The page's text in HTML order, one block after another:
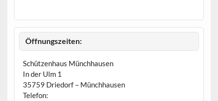
o
b
Öffnungszeiten:
Schützenhaus Münchhausen
In der Ulm 1
35759 Driedorf – Münchhausen
Telefon: